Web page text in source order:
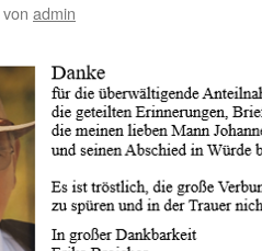
von admin